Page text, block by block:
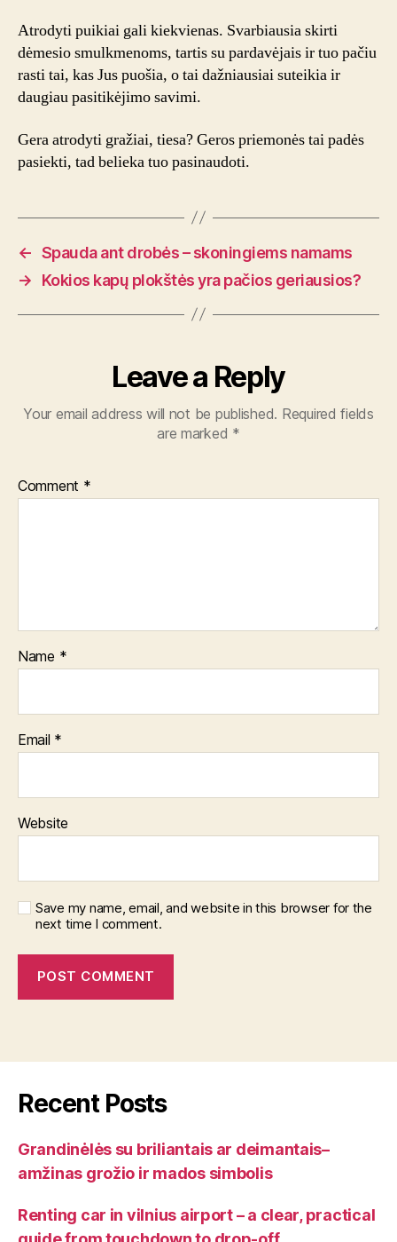
Atrodyti puikiai gali kiekvienas. Svarbiausia skirti
dėmesio smulkmenoms, tartis su pardavėjais ir tuo pačiu
rasti tai, kas Jus puošia, o tai dažniausiai suteikia ir
daugiau pasitikėjimo savimi.
Gera atrodyti gražiai, tiesa? Geros priemonės tai padės
pasiekti, tad belieka tuo pasinaudoti.
← Spauda ant drobės – skoningiems namams
→
Kokios kapų plokštės yra pačios geriausios?
Leave a Reply
Your email address will not be published. Required fields
are marked *
Comment *
Name *
Email *
Website
Save my name, email, and website in this browser for the
next time I comment.
Recent Posts
Grandinėlės su briliantais ar deimantais–
amžinas grožio ir mados simbolis
Renting car in vilnius airport – a clear, practical